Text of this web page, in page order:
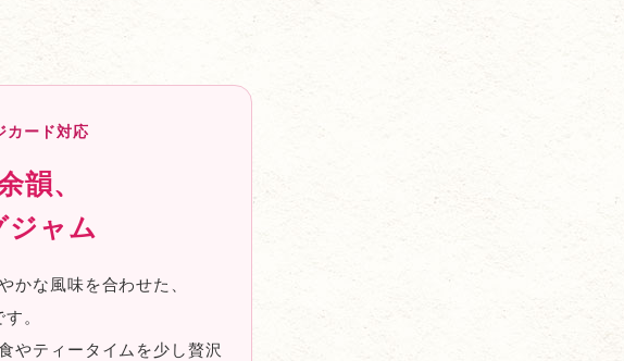
カード対応
韻、
ジャム
かな風味を合わせた、
。
やティータイムを少し贅沢